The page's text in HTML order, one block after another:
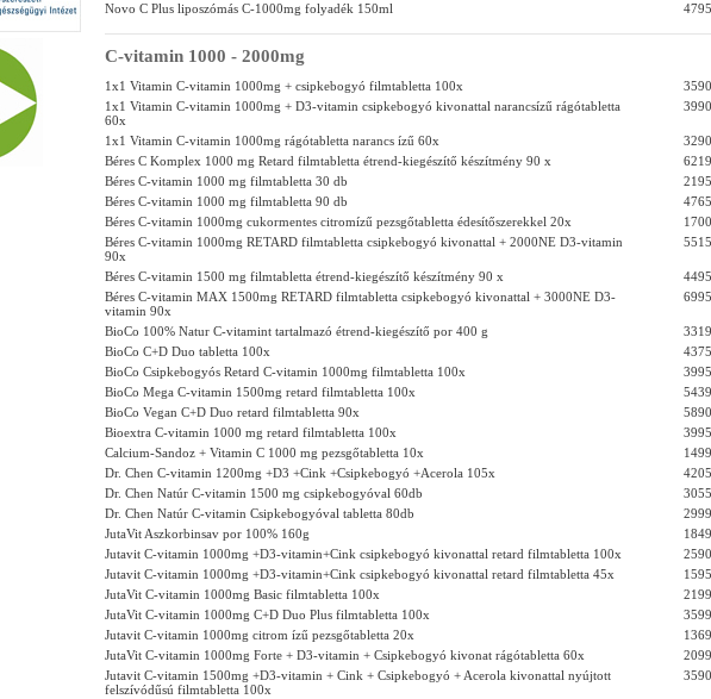
Novo C Plus liposzómás C-1000mg folyadék 150ml
C-vitamin 1000 - 2000mg
1x1 Vitamin C-vitamin 1000mg + csipkebogyó filmtabletta 100x
1x1 Vitamin C-vitamin 1000mg + D3-vitamin csipkebogyó kivonattal narancsízű rágótabletta
60x
1x1 Vitamin C-vitamin 1000mg rágótabletta narancs ízű 60x
Béres C Komplex 1000 mg Retard filmtabletta étrend-kiegészítő készítmény 90 x
Béres C-vitamin 1000 mg filmtabletta 30 db
Béres C-vitamin 1000 mg filmtabletta 90 db
Béres C-vitamin 1000mg cukormentes citromízű pezsgőtabletta édesítőszerekkel 20x
Béres C-vitamin 1000mg RETARD filmtabletta csipkebogyó kivonattal + 2000NE D3-vitamin
90x
Béres C-vitamin 1500 mg filmtabletta étrend-kiegészítő készítmény 90 x
Béres C-vitamin MAX 1500mg RETARD filmtabletta csipkebogyó kivonattal + 3000NE D3-
vitamin 90x
BioCo 100% Natur C-vitamint tartalmazó étrend-kiegészítő por 400 g
BioCo C+D Duo tabletta 100x
BioCo Csipkebogyós Retard C-vitamin 1000mg filmtabletta 100x
BioCo Mega C-vitamin 1500mg retard filmtabletta 100x
BioCo Vegan C+D Duo retard filmtabletta 90x
Bioextra C-vitamin 1000 mg retard filmtabletta 100x
Calcium-Sandoz + Vitamin C 1000 mg pezsgőtabletta 10x
Dr. Chen C-vitamin 1200mg +D3 +Cink +Csipkebogyó +Acerola 105x
Dr. Chen Natúr C-vitamin 1500 mg csipkebogyóval 60db
Dr. Chen Natúr C-vitamin Csipkebogyóval tabletta 80db
JutaVit Aszkorbinsav por 100% 160g
Jutavit C-vitamin 1000mg +D3-vitamin+Cink csipkebogyó kivonattal retard filmtabletta 100x
Jutavit C-vitamin 1000mg +D3-vitamin+Cink csipkebogyó kivonattal retard filmtabletta 45x
JutaVit C-vitamin 1000mg Basic filmtabletta 100x
JutaVit C-vitamin 1000mg C+D Duo Plus filmtabletta 100x
Jutavit C-vitamin 1000mg citrom ízű pezsgőtabletta 20x
JutaVit C-vitamin 1000mg Forte + D3-vitamin + Csipkebogyó kivonat rágótabletta 60x
Jutavit C-vitamin 1500mg +D3-vitamin + Cink + Csipkebogyó + Acerola kivonattal nyújtott
felszívódűsú filmtabletta 100x